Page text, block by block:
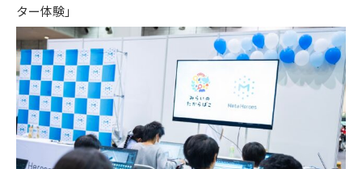
ター体験」